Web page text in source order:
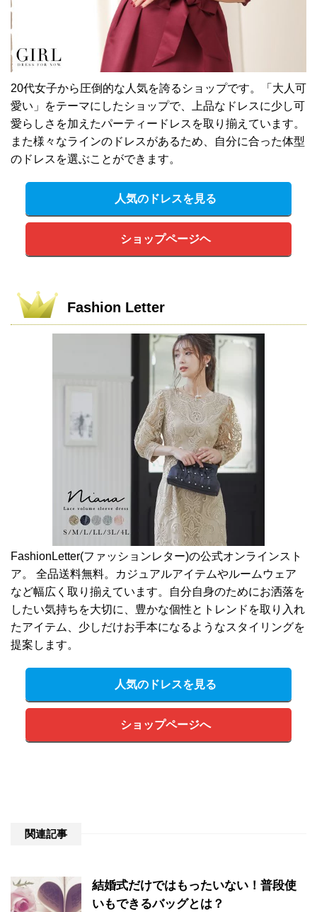
20代女子から圧倒的な人気を誇るショップです。「大人可
愛い」をテーマにしたショップで、上品なドレスに少し可
愛らしさを加えたパーティードレスを取り揃えています。
また様々なラインのドレスがあるため、自分に合った体型
のドレスを選ぶことができます。
人気のドレスを見る
ショップページヘ
Fashion Letter
FashionLetter(ファッションレター)の公式オンラインスト
ア。 全品送料無料。カジュアルアイテムやルームウェア
など幅広く取り揃えています。自分自身のためにお洒落を
したい気持ちを大切に、豊かな個性とトレンドを取り入れ
たアイテム、少しだけお手本になるようなスタイリングを
提案します。
人気のドレスを見る
ショップページへ
関連記事
結婚式だけではもったいない！普段使
いもできるバッグとは？